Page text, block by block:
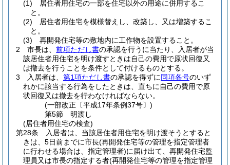
(1)
居住者用住宅の一部を住宅以外の用途に併用するこ
と。
(2)
居住者用住宅を模様替えし、改築し、又は増築するこ
と。
(3)
再開発住宅等の敷地内に工作物を設置すること。
2
市長は、 前項ただし書の承認を行うに当たり、入居者が当
該居住者用住宅を明け渡すときは自己の費用で原状回復又
は撤去を行うことを条件として付けるものとする。
3
入居者は、 第1項ただし書の承認を得ずに同項各号のいず
れかに該当する行為をしたときは、直ちに自己の費用で原
状回復又は撤去を行わなければならない。
(一部改正〔平成17年条例37号〕)
第5節
明渡し
(居住者用住宅の検査)
第28条
入居者は、当該居住者用住宅を明け渡そうとすると
きは、5日前までに市長(再開発住宅等の管理を指定管理者
に行わせる場合は、指定管理者)に届け出て、再開発住宅監
理員又は市長の指定する者(再開発住宅等の管理を指定管理